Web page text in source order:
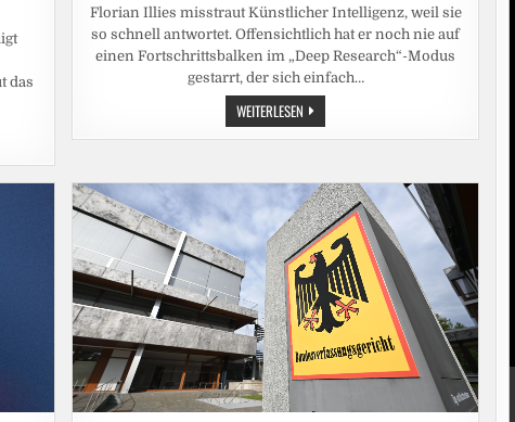
das
Florian Illies misstraut Künstlicher Intelligenz, weil sie
so schnell antwortet. Offensichtlich hat er noch nie auf
einen Fortschrittsbalken im „Deep Research“-Modus
gestarrt, der sich einfach…
WEITERLESEN „ZEIT“-
ESSAY:
SO
DIE
KI
GAR
NICHT